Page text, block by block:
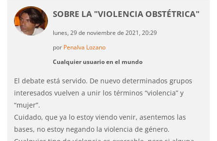
SOBRE LA "VIOLENCIA OBSTÉTRICA"
lunes, 29 de noviembre de 2021, 20:29
por Penalva Lozano
Cualquier usuario en el mundo
El debate está servido. De nuevo determinados grupos
interesados vuelven a unir los términos “violencia” y
“mujer”.
Cuidado, que ya lo estoy viendo venir, asentemos las
bases, no estoy negando la violencia de género.